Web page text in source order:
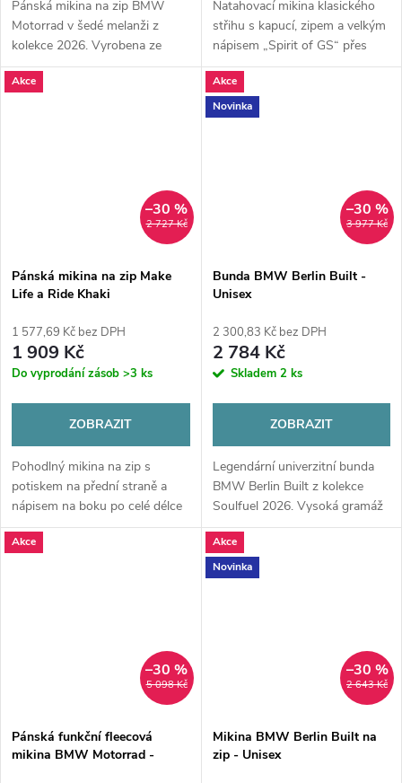
Pánská mikina na zip BMW
Motorrad v šedé melanži z
kolekce 2026. Vyrobena ze
100% organické bavlny pro
špičkový komfort. Sportovní
Natahovací mikina klasického
střihu s kapucí, zipem a velkým
nápisem „Spirit of GS“ přes
horní část zad.
Akce
2 727 Kč
–30 %
Pánská mikina na zip Make
Life a Ride Khaki
1 577,69 Kč bez DPH
1 909 Kč
Do vyprodání zásob >3 ks
ZOBRAZIT
Pohodlný mikina na zip s
potiskem na přední straně a
nápisem na boku po celé délce
rukávu.
Akce
Novinka
3 977 Kč
–30 %
Bunda BMW Berlin Built -
Unisex
2 300,83 Kč bez DPH
2 784 Kč
Skladem 2 ks
ZOBRAZIT
Legendární univerzitní bunda
BMW Berlin Built z kolekce
Soulfuel 2026. Vysoká gramáž
340 g/m², kartáčovaný vnitřní
fleece a ikonický potisk. Spojení
amerického stylu a berlínské...
Akce
5 098 Kč
–30 %
Pánská funkční fleecová
mikina BMW Motorrad -
Akce
Novinka
2 643 Kč
–30 %
Mikina BMW Berlin Built na
zip - Unisex